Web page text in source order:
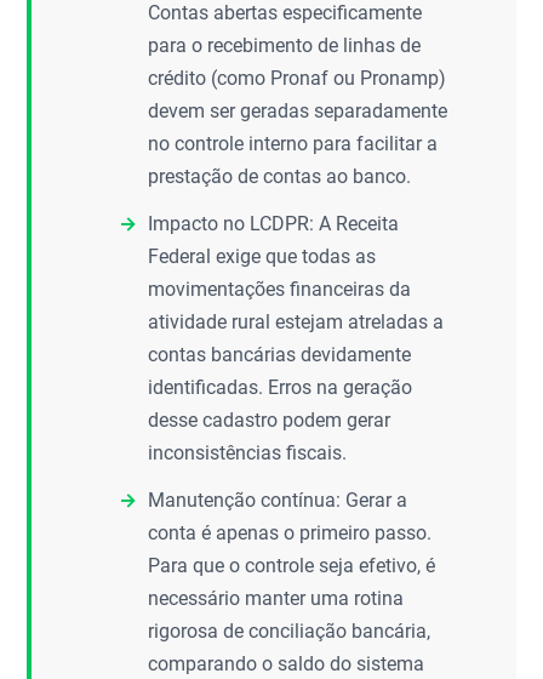
Contas abertas especificamente
para o recebimento de linhas de
crédito (como Pronaf ou Pronamp)
devem ser geradas separadamente
no controle interno para facilitar a
prestação de contas ao banco.
Impacto no LCDPR: A Receita
Federal exige que todas as
movimentações financeiras da
atividade rural estejam atreladas a
contas bancárias devidamente
identificadas. Erros na geração
desse cadastro podem gerar
inconsistências fiscais.
Manutenção contínua: Gerar a
conta é apenas o primeiro passo.
Para que o controle seja efetivo, é
necessário manter uma rotina
rigorosa de conciliação bancária,
comparando o saldo do sistema